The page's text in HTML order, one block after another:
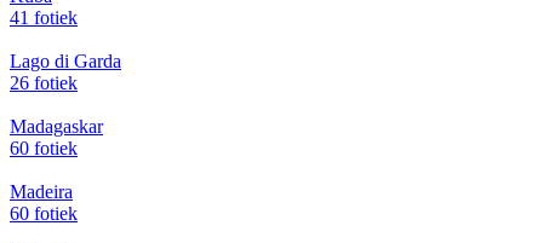
41 fotiek
Lago di Garda
26 fotiek
Madagaskar
60 fotiek
Madeira
60 fotiek